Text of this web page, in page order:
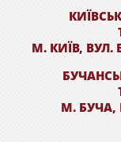
М. КИЇВ,
М. БУЧА,